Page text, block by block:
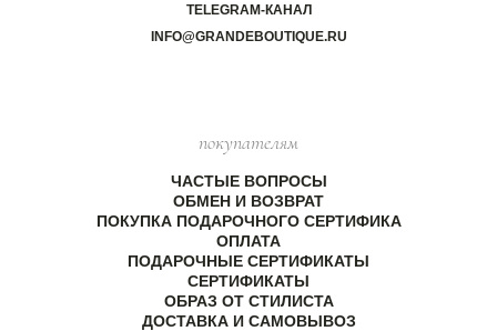
TELEGRAM-КАНАЛ
INFO@GRANDEBOUTIQUE.RU
покупателям
ЧАСТЫЕ ВОПРОСЫ
ОБМЕН И ВОЗВРАТ
ПОКУПКА ПОДАРОЧНОГО СЕРТИФИКА
ОПЛАТА
ПОДАРОЧНЫЕ СЕРТИФИКАТЫ
СЕРТИФИКАТЫ
ОБРАЗ ОТ СТИЛИСТА
ДОСТАВКА И САМОВЫВОЗ